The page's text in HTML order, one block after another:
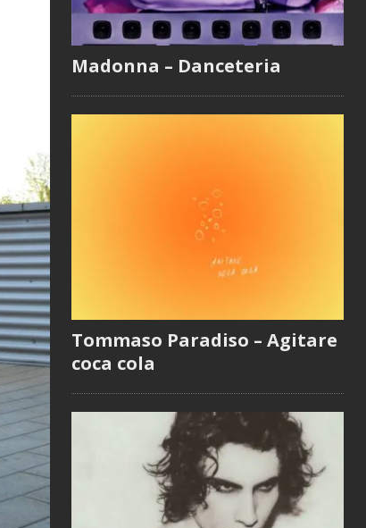
Madonna – Danceteria
Tommaso Paradiso – Agitare
coca cola